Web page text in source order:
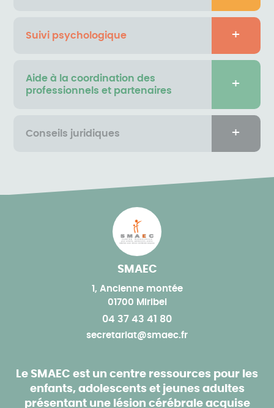
Suivi psychologique
Aide à la coordination des
professionnels et partenaires
Conseils juridiques
SMAEC
1, Ancienne montée
01700 Miribel
04 37 43 41 80
secretariat@smaec.fr
Le SMAEC est un centre ressources pour les
enfants, adolescents et jeunes adultes
présentant une lésion cérébrale acquise